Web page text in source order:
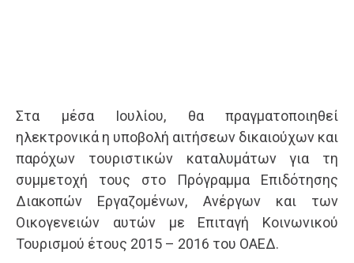
Στα μέσα Ιουλίου, θα πραγματοποιηθεί
ηλεκτρονικά η υποβολή αιτήσεων δικαιούχων και
παρόχων τουριστικών καταλυμάτων για τη
συμμετοχή τους στο Πρόγραμμα Επιδότησης
Διακοπών Εργαζομένων, Ανέργων και των
Οικογενειών αυτών με Επιταγή Κοινωνικού
Τουρισμού έτους 2015 – 2016 του ΟΑΕΔ.